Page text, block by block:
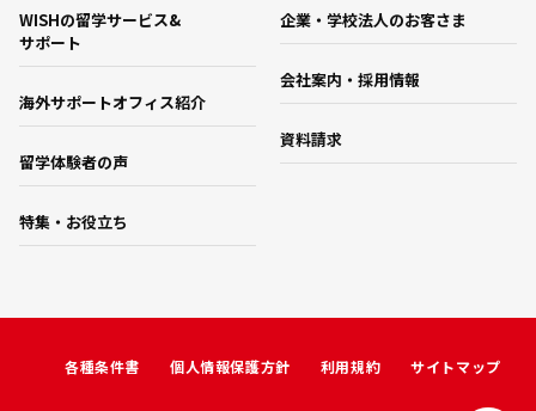
WISHの留学サービス&
サポート
海外サポートオフィス紹介
留学体験者の声
特集・お役立ち
企業・学校法人のお客さま
会社案内・採用情報
資料請求
各種条件書 個人情報保護方針 利用規約 サイトマップ